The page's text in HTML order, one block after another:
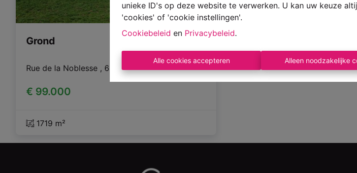
unieke ID's op deze website te verwerken. U kan uw keuze
'cookies' of 'cookie instellingen'.
Cookiebeleid en Privacybeleid.
Alle cookies accepteren Alleen noodzakelijke
Grond
Rue de la Noblesse , 6987 Chéoux | Ref: 3483
€ 99.000
1719 m²